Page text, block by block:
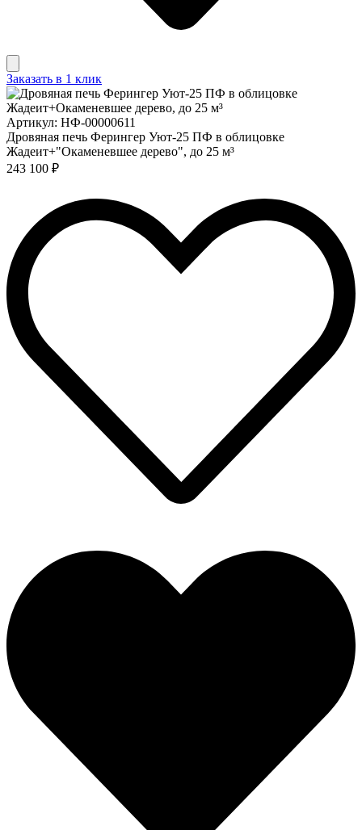
Заказать в 1 клик
Артикул: НФ-00000611
Дровяная печь Ферингер Уют-25 ПФ в облицовке
Жадеит+"Окаменевшее дерево", до 25 м³
243 100 ₽